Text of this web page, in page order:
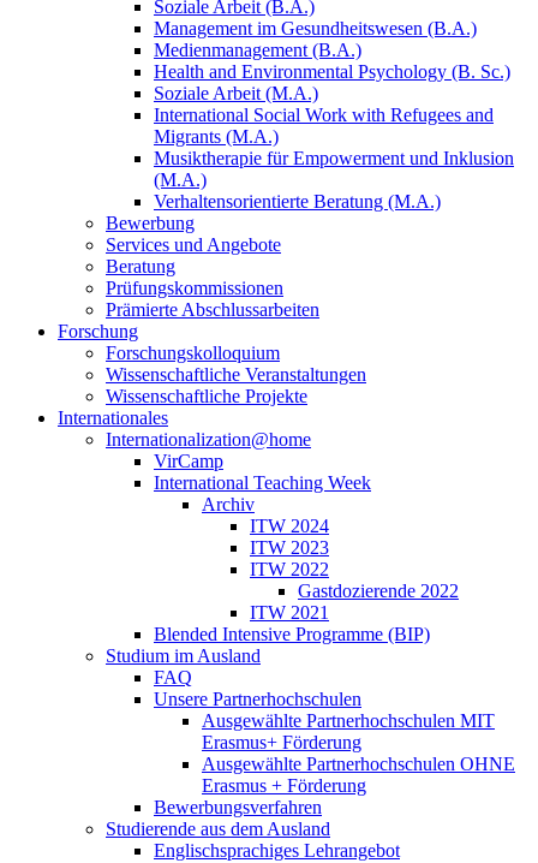
Soziale Arbeit (B.A.)
Management im Gesundheitswesen (B.A.)
Medienmanagement (B.A.)
Health and Environmental Psychology (B. Sc.)
Soziale Arbeit (M.A.)
International Social Work with Refugees and
Migrants (M.A.)
Musiktherapie für Empowerment und Inklusion
(M.A.)
Verhaltensorientierte Beratung (M.A.)
Bewerbung
Services und Angebote
Beratung
Prüfungskommissionen
Prämierte Abschlussarbeiten
Forschung
Forschungskolloquium
Wissenschaftliche Veranstaltungen
Wissenschaftliche Projekte
Internationales
Internationalization@home
VirCamp
International Teaching Week
Archiv
ITW 2024
ITW 2023
ITW 2022
Gastdozierende 2022
ITW 2021
Blended Intensive Programme (BIP)
Studium im Ausland
FAQ
Unsere Partnerhochschulen
Ausgewählte Partnerhochschulen MIT
Erasmus+ Förderung
Ausgewählte Partnerhochschulen OHNE
Erasmus + Förderung
Bewerbungsverfahren
Studierende aus dem Ausland
Englischsprachiges Lehrangebot